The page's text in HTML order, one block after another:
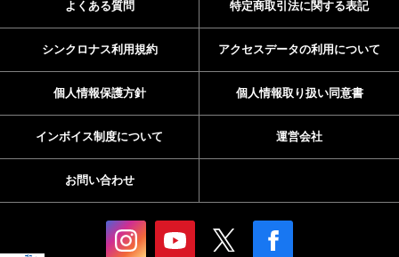
よくある質問 特定商取引法に関する表記
シンクロナス利用規約 アクセスデータの利用について
個人情報保護方針 個人情報取り扱い同意書
インボイス制度について 運営会社
お問い合わせ